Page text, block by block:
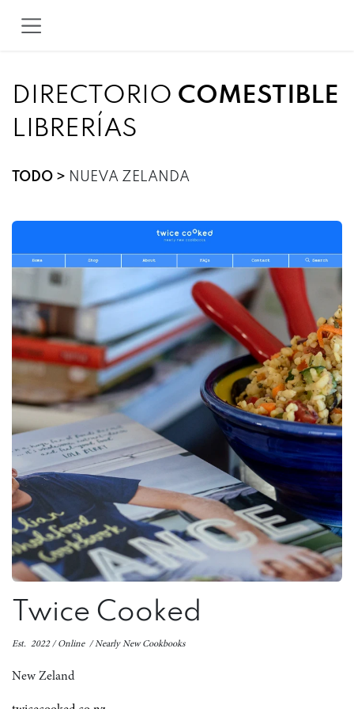
DIRECTORIO COMESTIBLE
LIBRERÍAS
TODO > NUEVA ZELANDA
Twice Cooked
Est. 2022 / Online / Nearly New Cookbooks
New Zeland